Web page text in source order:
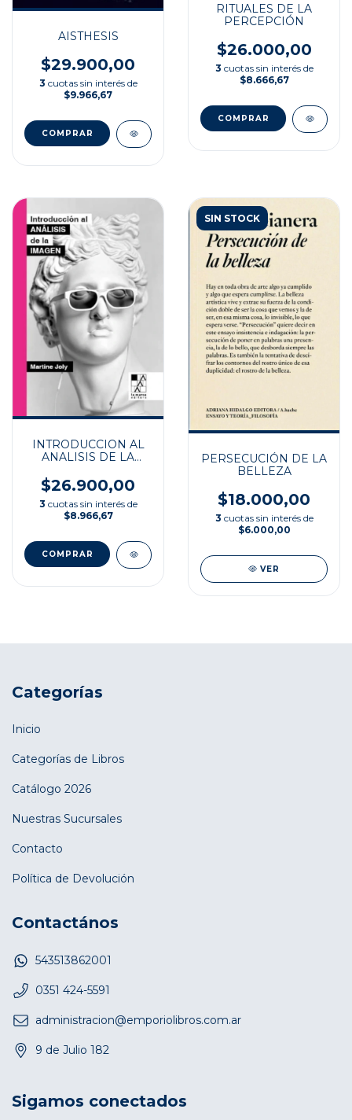
AISTHESIS
$29.900,00
3 cuotas sin interés de
$9.966,67
RITUALES DE LA
PERCEPCIÓN
$26.000,00
3 cuotas sin interés de
$8.666,67
INTRODUCCION AL
ANALISIS DE LA
$26.900,00
3 cuotas sin interés de
$8.966,67
SIN STOCK
PERSECUCIÓN DE LA
BELLEZA
$18.000,00
3 cuotas sin interés de
$6.000,00
VER
Categorías
Inicio
Categorías de Libros
Catálogo 2026
Nuestras Sucursales
Contacto
Política de Devolución
Contactános
543513862001
0351 424-5591
administracion@emporiolibros.com.ar
9 de Julio 182
Sigamos conectados